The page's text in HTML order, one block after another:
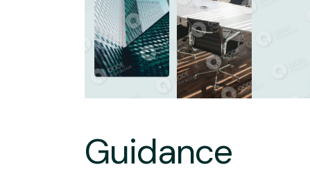
Guidance